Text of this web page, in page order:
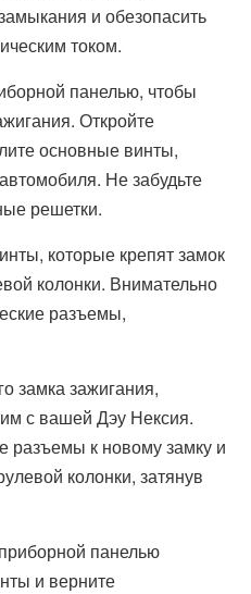
и обезопасить
током.
панелью, чтобы
Откройте
основные винты,
Не забудьте
решетки.
которые крепят замок
колонки. Внимательно
разъемы,
замка зажигания,
с вашей Дэу Нексия.
разъемы к новому замку и
колонки, затянув
панелью
и верните